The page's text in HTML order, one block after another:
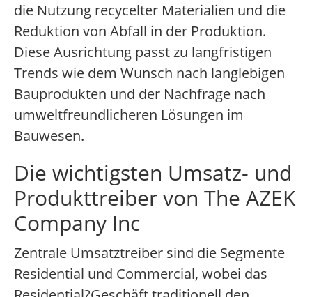
die Nutzung recycelter Materialien und die
Reduktion von Abfall in der Produktion.
Diese Ausrichtung passt zu langfristigen
Trends wie dem Wunsch nach langlebigen
Bauprodukten und der Nachfrage nach
umweltfreundlicheren Lösungen im
Bauwesen.
Die wichtigsten Umsatz- und
Produkttreiber von The AZEK
Company Inc
Zentrale Umsatztreiber sind die Segmente
Residential und Commercial, wobei das